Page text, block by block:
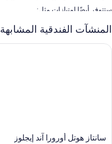
ستتوفر أيضًا امتيازات مثل:
صف السيارة بمعرفة النزيل مجانًا
تلفزيونات ذكية 55-بوصة مزودة بخدمات بث وقنوات تلفزيونية رقمية
المنشآت الفندقية المشابهة
سانتاز
سانتاز هوتل أورورا آند إيجلوز
سانتاز هوتل أورورا آند إيجلوز